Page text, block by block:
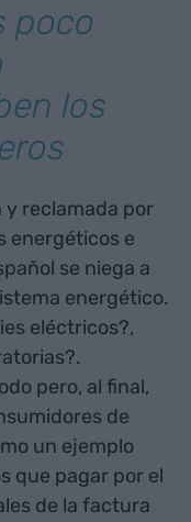
poco
los
y reclamada por
energéticos e
se niega a
energético.
eléctricos?,
pero, al final,
de
un ejemplo
que pagar por el
de la factura